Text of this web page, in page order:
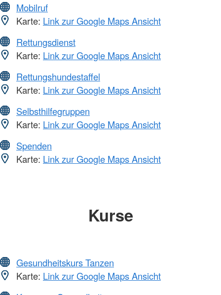
Mobilruf
Karte: Link zur Google Maps Ansicht
Rettungsdienst
Karte: Link zur Google Maps Ansicht
Rettungshundestaffel
Karte: Link zur Google Maps Ansicht
Selbsthilfegruppen
Karte: Link zur Google Maps Ansicht
Spenden
Karte: Link zur Google Maps Ansicht
Kurse
Gesundheitskurs Tanzen
Karte: Link zur Google Maps Ansicht